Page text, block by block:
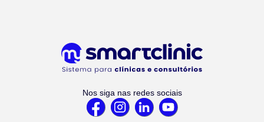
Nos siga nas redes sociais